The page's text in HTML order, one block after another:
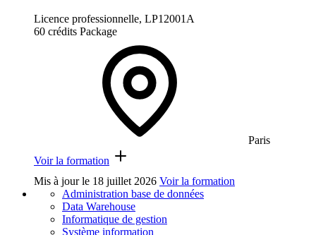
Licence professionnelle, LP12001A
60 crédits Package
Paris
Voir la formation
Mis à jour le 18 juillet 2026 Voir la formation
Administration base de données
Data Warehouse
Informatique de gestion
Système information